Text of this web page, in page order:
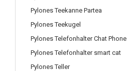
Pylones Teekanne Partea
Pylones Teekugel
Pylones Telefonhalter Chat Phone
Pylones Telefonhalter smart cat
Pylones Teller